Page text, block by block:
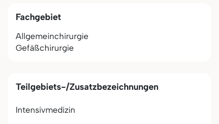
Fachgebiet
Allgemeinchirurgie
Gefäßchirurgie
Teilgebiets-/Zusatzbezeichnungen
Intensivmedizin